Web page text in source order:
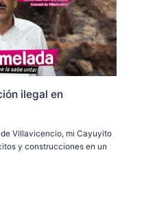
ilegal en
Villavicencio, mi Cayuyito
y construcciones en un